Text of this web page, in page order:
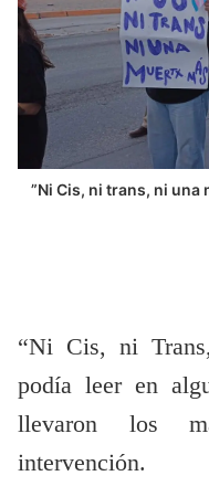
”Ni Cis, ni trans, ni una
“Ni Cis, ni
podía leer en
llevaron los
intervención.